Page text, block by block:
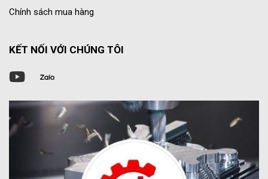
Chính sách mua hàng
KẾT NỐI VỚI CHÚNG TÔI